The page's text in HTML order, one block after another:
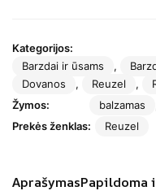
Kategorijos:
Barzdai ir ūsams
,
Dovanos
, Reuzel ,
Žymos:
balzamas
Prekės ženklas:
Reuzel
AprašymasPapildoma